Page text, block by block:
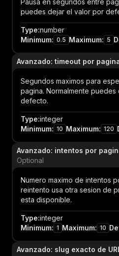
Pausa en segundos entre
puedes dejar el valor por
Type:number
Minimum: 0.5 Maximum: 5
Avanzado: timeout por
Segundos maximos para
pagina. Normalmente
defecto.
Type:integer
Minimum: 10 Maximum: 120
Avanzado: intentos por
Optional
Numero maximo de intentos
reintento usa otra sesion de
esta disponible.
Type:integer
Minimum: 1 Maximum: 10
Avanzado: slug exacto de